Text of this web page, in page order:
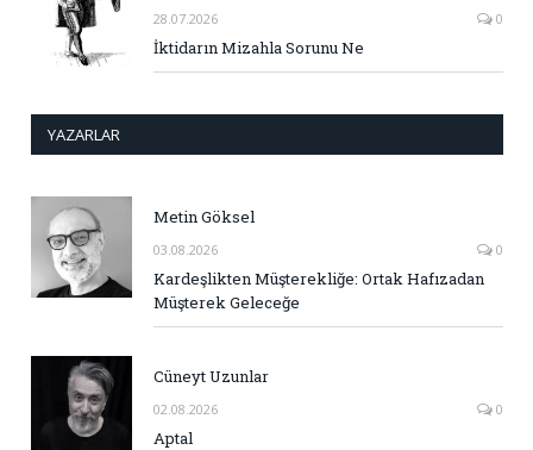
28.07.2026 0
İktidarın Mizahla Sorunu Ne
YAZARLAR
Metin Göksel
03.08.2026 0
Kardeşlikten Müşterekliğe: Ortak Hafızadan
Müşterek Geleceğe
Cüneyt Uzunlar
02.08.2026 0
Aptal